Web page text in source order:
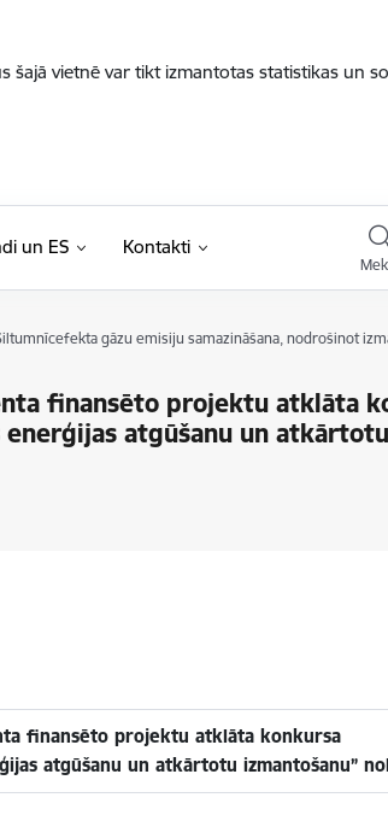
vietnē var tikt izmantotas statistikas un
un ES Kontakti
gāzu emisiju samazināšana, nodrošinot
finansēto projektu atklāta
atgūšanu un atkārtotu
finansēto projektu atklāta konkursa
atgūšanu un atkārtotu izmantošanu”